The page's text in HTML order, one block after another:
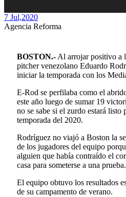
7 Jul,2020
Agencia Reforma
BOSTON.- Al arrojar positivo a
pitcher venezolano Eduardo
iniciar la temporada con los
E-Rod se perfilaba como el
este año luego de sumar 19
no se sabe si el zurdo estará listo
temporada del 2020.
Rodríguez no viajó a Boston la
de los jugadores del equipo
alguien que había contraído el
casa para someterse a una prueba.
El equipo obtuvo los resultados
de su campamento de verano.